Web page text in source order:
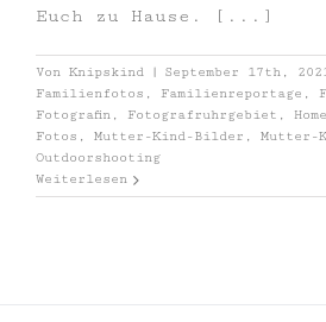
Euch zu Hause. [...]
Von Knipskind | September 17th,
Familienfotos , Familienreportage ,
Fotografin , Fotografruhrgebiet ,
Fotos , Mutter-Kind-Bilder , Mutter-
Outdoorshooting
Weiterlesen